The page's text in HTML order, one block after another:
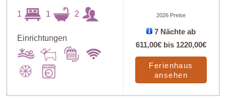
1 1 2
Einrichtungen
2026 Preise
7 Nächte ab
611,00€ bis 1220,00€
Ferienhaus
ansehen